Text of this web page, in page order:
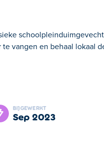
vangen en behaal lokaal
duimoorlogen,
om met hilarisch
bovenop. Speel Thumb
BIJGEWERKT
sep 2023